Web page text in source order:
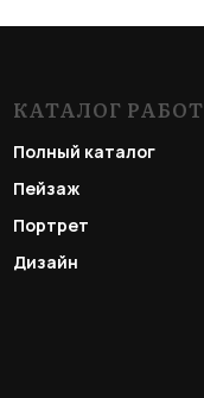
КАТАЛОГ РАБОТ
Полный каталог
Пейзаж
Портрет
Дизайн